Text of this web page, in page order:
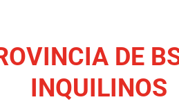
DE
INQUILINOS